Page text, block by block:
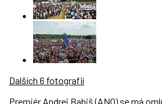
Dalších 6 fotografií
Premiér Andrej Babiš (ANO) se má